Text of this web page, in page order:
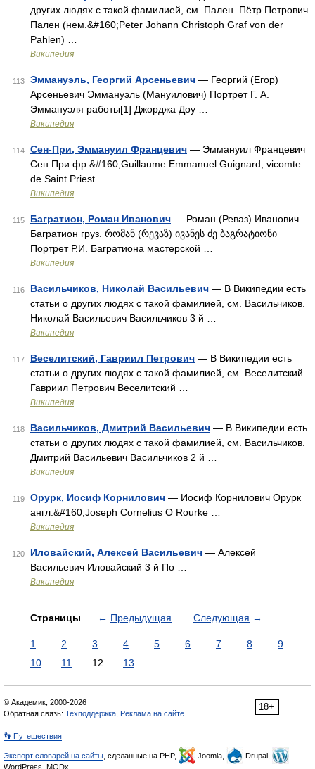
других людях с такой фамилией, см. Пален. Пётр Петрович
Пален (нем.&#160;Peter Johann Christoph Graf von der
Pahlen) …
Википедия
113 Эммануэль, Георгий Арсеньевич — Георгий (Егор)
Арсеньевич Эммануэль (Мануилович) Портрет Г. А.
Эммануэля работы[1] Джорджа Доу …
Википедия
114 Сен-При, Эммануил Францевич — Эммануил Францевич
Сен При фр.&#160;Guillaume Emmanuel Guignard, vicomte
de Saint Priest …
Википедия
115 Багратион, Роман Иванович — Роман (Реваз) Иванович
Багратион груз. რომან (რევაზ) ივანეს ძე ბაგრატიონი
Портрет Р.И. Багратиона мастерской …
Википедия
116 Васильчиков, Николай Васильевич — В Википедии есть
статьи о других людях с такой фамилией, см. Васильчиков.
Николай Васильевич Васильчиков 3 й …
Википедия
117 Веселитский, Гавриил Петрович — В Википедии есть
статьи о других людях с такой фамилией, см. Веселитский.
Гавриил Петрович Веселитский …
Википедия
118 Васильчиков, Дмитрий Васильевич — В Википедии есть
статьи о других людях с такой фамилией, см. Васильчиков.
Дмитрий Васильевич Васильчиков 2 й …
Википедия
119 Орурк, Иосиф Корнилович — Иосиф Корнилович Орурк
англ.&#160;Joseph Cornelius O Rourke …
Википедия
120 Иловайский, Алексей Васильевич — Алексей
Васильевич Иловайский 3 й По …
Википедия
Страницы ← Предыдущая Следующая →
1 2 3 4 5 6 7 8
9
10
11 12 13
18+
© Академик, 2000-2026
Обратная связь: Техподдержка Реклама на сайте
👣 Путешествия
Экспорт словарей на сайты , сделанные на PHP, Joomla,
Drupal,
WordPress, MODx.